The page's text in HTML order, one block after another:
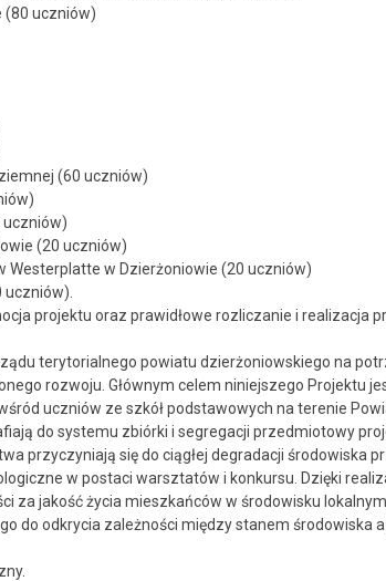
(80 uczniów)
(60 uczniów)
uczniów)
(20 uczniów)
Westerplatte w Dzierżoniowie (20 uczniów)
uczniów).
projektu oraz prawidłowe rozliczanie i realizacja
terytorialnego powiatu dzierżoniowskiego na
rozwoju. Głównym celem niniejszego Projektu
uczniów ze szkół podstawowych na terenie
do systemu zbiórki i segregacji przedmiotowy
przyczyniają się do ciągłej degradacji środowiska
w postaci warsztatów i konkursu. Dzięki
za jakość życia mieszkańców w środowisku
odkrycia zależności między stanem środowiska a